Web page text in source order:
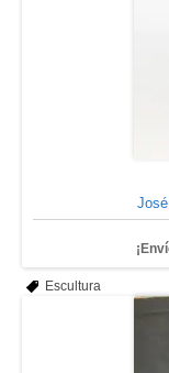
Escultura